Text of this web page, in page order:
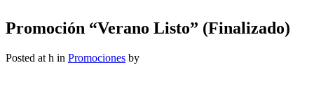
Promoción “Verano Listo” (Finalizado)
Posted at h in Promociones by